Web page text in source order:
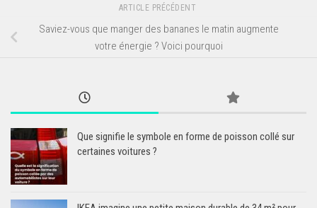
ARTICLE PRÉCÉDENT
Saviez-vous que manger des bananes le matin augmente
votre énergie ? Voici pourquoi
Que signifie le symbole en forme de poisson collé sur
certaines voitures ?